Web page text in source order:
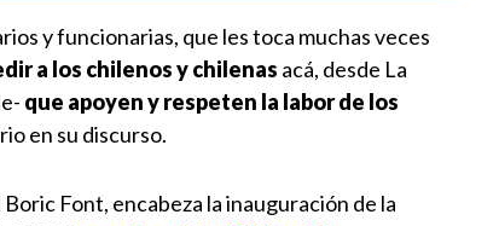
y funcionarias, que les toca muchas veces
a los chilenos y chilenas acá, desde La
que apoyen y respeten la labor de los
en su discurso.
Font, encabeza la inauguración de la